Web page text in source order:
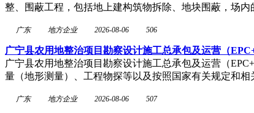
整、围蔽工程，包括地上建构筑物拆除、地块围蔽，场
广东 地方企业 2026-08-06 506
广宁县农用地整治项目勘察设计施工总承包及运营（
广宁县农用地整治项目勘察设计施工总承包及运营（
量（地形测量）、工程物探等以及按照国家有关规定和
广东 地方企业 2026-08-06 507